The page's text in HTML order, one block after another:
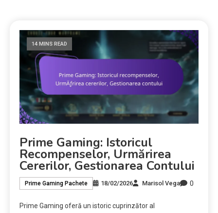
14 MINS READ
Prime Gaming: Istoricul
Recompenselor, Urmărirea
Cererilor, Gestionarea Contului
Prime Gaming Pachete 18/02/2026 Marisol Vega 0
Prime Gaming oferă un istoric cuprinzător al